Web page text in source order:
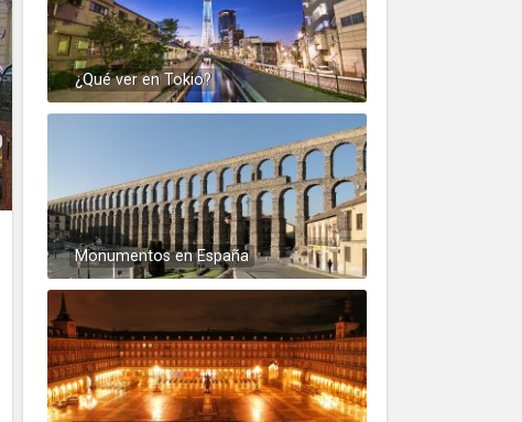
¿Qué ver en Tokio?
Monumentos en España